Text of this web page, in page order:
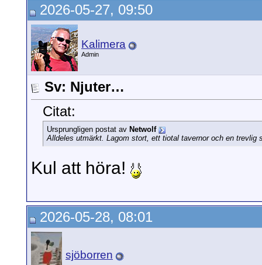
2026-05-27, 09:50
Kalimera
Admin
Sv: Njuter…
Citat:
Ursprungligen postat av Netwolf
Alldeles utmärkt. Lagom stort, ett tiotal tavernor och en trevlig
Kul att höra!
2026-05-28, 08:01
sjöborren